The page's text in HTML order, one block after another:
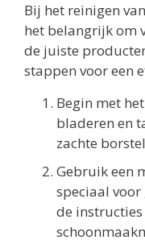
Bij het reinigen
het belangrijk om
de juiste
stappen voor een
Begin met
bladeren en
zachte
Gebruik een
speciaal
de